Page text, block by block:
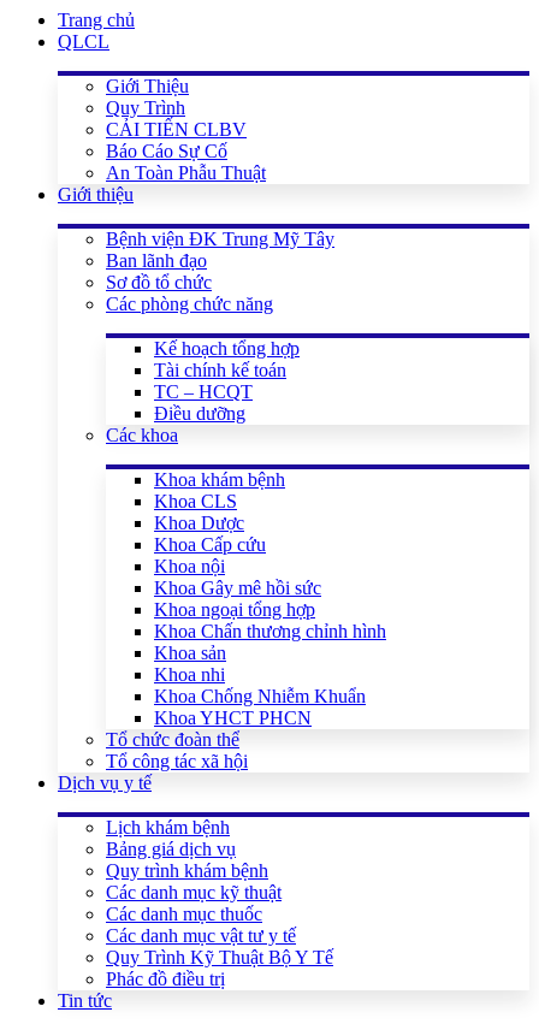
Trang chủ
QLCL
Giới Thiệu
Quy Trình
CẢI TIẾN CLBV
Báo Cáo Sự Cố
An Toàn Phẫu Thuật
Giới thiệu
Bệnh viện ĐK Trung Mỹ Tây
Ban lãnh đạo
Sơ đồ tổ chức
Các phòng chức năng
Kế hoạch tổng hợp
Tài chính kế toán
TC – HCQT
Điều dưỡng
Các khoa
Khoa khám bệnh
Khoa CLS
Khoa Dược
Khoa Cấp cứu
Khoa nội
Khoa Gây mê hồi sức
Khoa ngoại tổng hợp
Khoa Chấn thương chỉnh hình
Khoa sản
Khoa nhi
Khoa Chống Nhiễm Khuẩn
Khoa YHCT PHCN
Tổ chức đoàn thể
Tổ công tác xã hội
Dịch vụ y tế
Lịch khám bệnh
Bảng giá dịch vụ
Quy trình khám bệnh
Các danh mục kỹ thuật
Các danh mục thuốc
Các danh mục vật tư y tế
Quy Trình Kỹ Thuật Bộ Y Tế
Phác đồ điều trị
Tin tức